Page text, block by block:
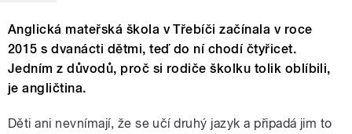
Anglická mateřská škola v Třebíči začínala v roce
2015 s dvanácti dětmi, teď do ní chodí čtyřicet.
Jedním z důvodů, proč si rodiče školku tolik oblíbili,
je angličtina.
Děti ani nevnímají, že se učí druhý jazyk a připadá jim to